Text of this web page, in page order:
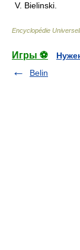
V. Bielinski.
Encyclopédie
Игры ⚽
Belin